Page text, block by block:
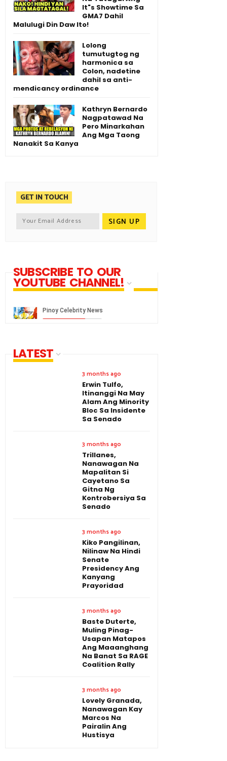
It"s Showtime Sa
GMA7 Dahil
Malulugi Din Daw Ito!
Lolong
tumutugtog ng
harmonica sa
Colon, nadetine
dahil sa anti-
mendicancy ordinance
Kathryn Bernardo
Nagpatawad Na
Pero Minarkahan
Ang Mga Taong
Nanakit Sa Kanya
GET IN TOUCH
SUBSCRIBE TO OUR
YOUTUBE CHANNEL!
LATEST
3 months ago
Erwin Tulfo,
Itinanggi Na May
Alam Ang Minority
Bloc Sa Insidente
Sa Senado
3 months ago
Trillanes,
Nanawagan Na
Mapalitan Si
Cayetano Sa
Gitna Ng
Kontrobersiya Sa
Senado
3 months ago
Kiko Pangilinan,
Nilinaw Na Hindi
Senate
Presidency Ang
Kanyang
Prayoridad
3 months ago
Baste Duterte,
Muling Pinag-
Usapan Matapos
Ang Maaanghang
Na Banat Sa RAGE
Coalition Rally
3 months ago
Lovely Granada,
Nanawagan Kay
Marcos Na
Pairalin Ang
Hustisya